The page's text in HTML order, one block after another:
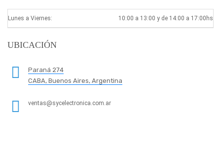
Lunes a Viernes: 10:00 a 13:00 y de 14:00 a 17:00hs
UBICACIÓN
Paraná 274
CABA, Buenos Aires, Argentina
ventas@sycelectronica.com.ar